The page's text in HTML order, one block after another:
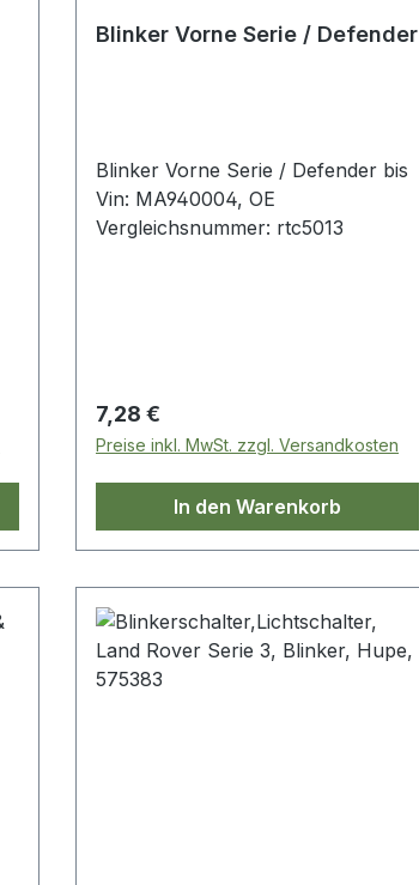
Blinker Vorne Serie / Defender
Blinker Vorne Serie / Defender bis
Vin: MA940004, OE
Vergleichsnummer: rtc5013
Regulärer Preis:
7,28 €
Preise inkl. MwSt. zzgl. Versandkosten
In den Warenkorb